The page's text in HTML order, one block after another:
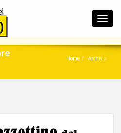
Home Archivio